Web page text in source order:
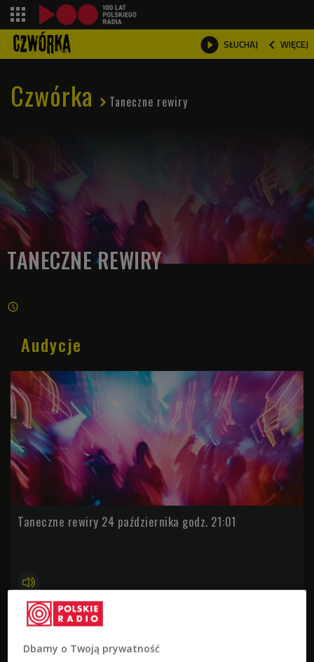
 SŁUCHAJ  WIĘCEJ

Czwórka Taneczne rewiry
TANECZNE REWIRY
Audycje
Taneczne rewiry 24 października godz. 21:01
Dbamy o Twoją prywatność